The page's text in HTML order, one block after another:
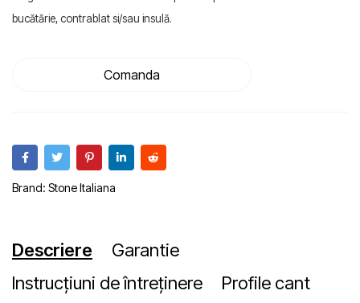
bucătărie, contrablat si/sau insulă.
Comanda
Brand: Stone Italiana
Descriere
Garantie
Instrucțiuni de întreținere
Profile cant